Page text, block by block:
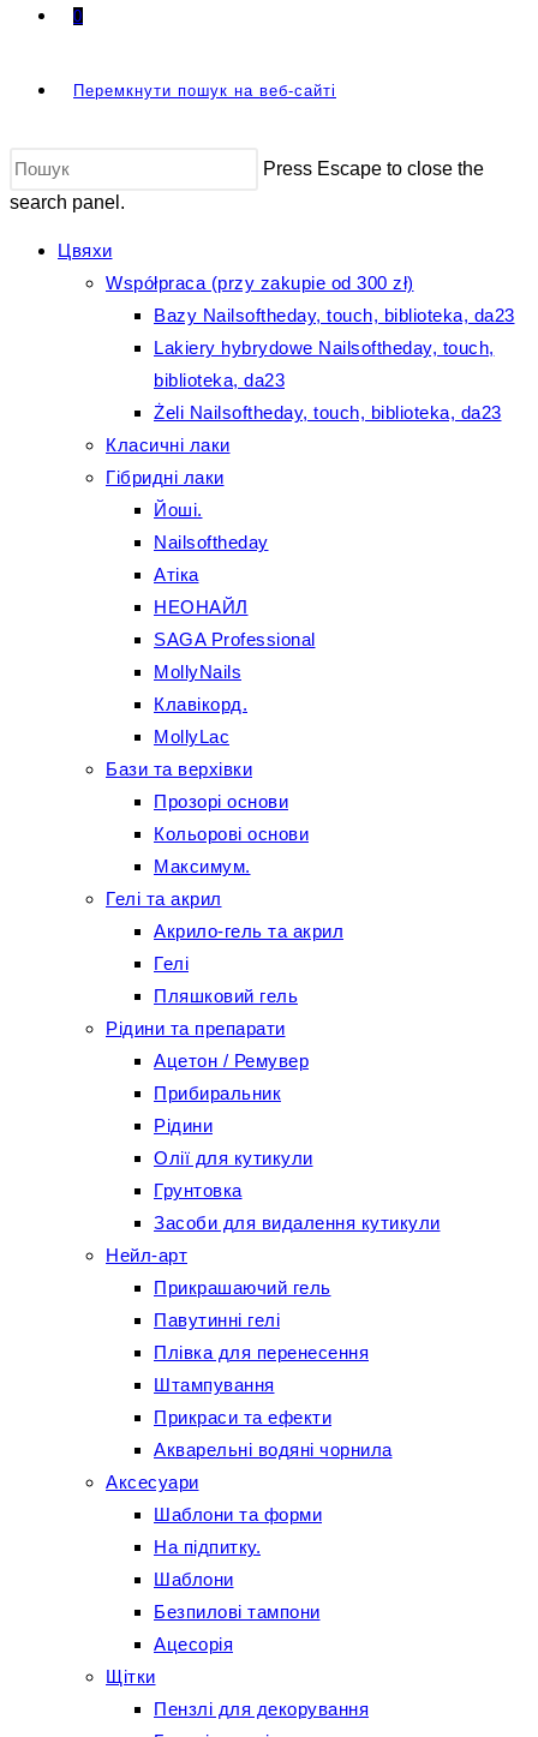
0
Перемкнути пошук на веб-сайті
Press Escape to close the
search panel.
Цвяхи
Współpraca (przy zakupie od 300 zł)
Bazy Nailsoftheday, touch, biblioteka, da23
Lakiery hybrydowe Nailsoftheday, touch,
biblioteka, da23
Żeli Nailsoftheday, touch, biblioteka, da23
Класичні лаки
Гібридні лаки
Йоші.
Nailsoftheday
Атіка
НЕОНАЙЛ
SAGA Professional
MollyNails
Клавікорд.
MollyLac
Бази та верхівки
Прозорі основи
Кольорові основи
Максимум.
Гелі та акрил
Акрило-гель та акрил
Гелі
Пляшковий гель
Рідини та препарати
Ацетон / Ремувер
Прибиральник
Рідини
Олії для кутикули
Грунтовка
Засоби для видалення кутикули
Нейл-арт
Прикрашаючий гель
Павутинні гелі
Плівка для перенесення
Штампування
Прикраси та ефекти
Акварельні водяні чорнила
Аксесуари
Шаблони та форми
На підпитку.
Шаблони
Безпилові тампони
Ацесорія
Щітки
Пензлі для декорування